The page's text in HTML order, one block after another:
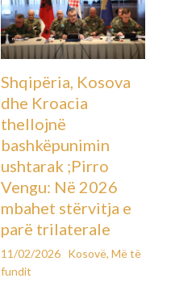
Shqipëria, Kosova
dhe Kroacia
thellojnë
bashkëpunimin
ushtarak ;Pirro
Vengu: Në 2026
mbahet stërvitja e
parë trilaterale
11/02/2026 Kosovë, Më të
fundit